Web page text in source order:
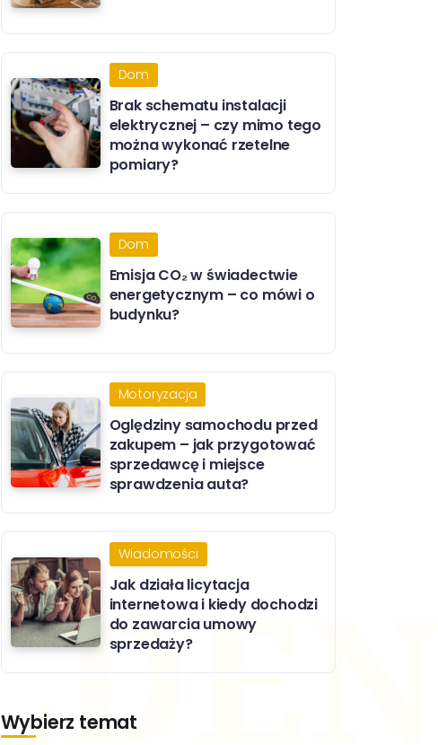
Dom
Brak schematu instalacji
elektrycznej – czy mimo tego
można wykonać rzetelne
pomiary?
Dom
Emisja CO₂ w świadectwie
energetycznym – co mówi o
budynku?
Motoryzacja
Oględziny samochodu przed
zakupem – jak przygotować
sprzedawcę i miejsce
sprawdzenia auta?
Wiadomości
Jak działa licytacja
internetowa i kiedy dochodzi
do zawarcia umowy
sprzedaży?
Wybierz temat